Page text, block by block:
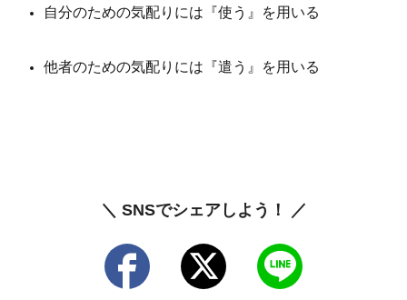
自分のための気配りには『使う』を用いる
他者のための気配りには『遣う』を用いる
＼ SNSでシェアしよう！ ／